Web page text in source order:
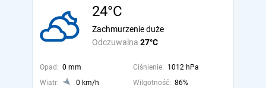
24°C
Odczuwalna 27°C
Zachmurzenie duże
Opad: 0 mm Ciśnienie: 1012 hPa
Wiatr:
0 km/h Wilgotność: 86%